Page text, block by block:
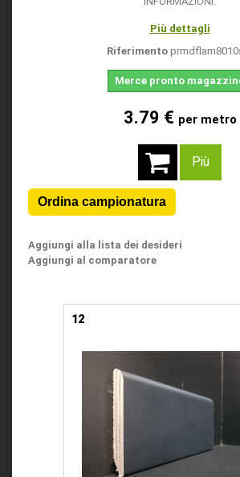
Più dettagli
Riferimento
Merce pronto
3.79 € per metro
Più
Aggiungi alla lista dei desideri
Aggiungi al comparatore
12